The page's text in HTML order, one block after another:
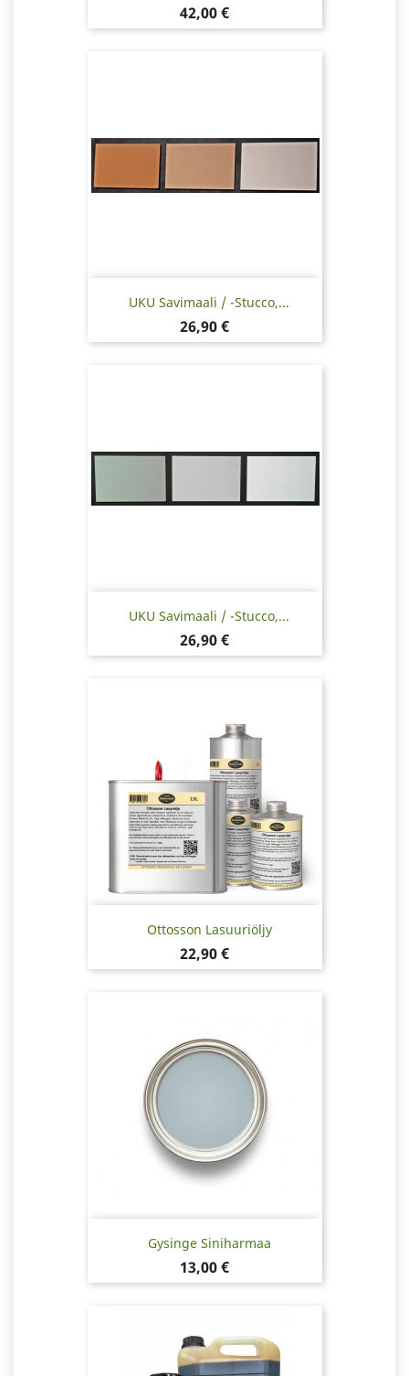
Hinta
42,00 €
UKU Savimaali / -stucco,...
Hinta
26,90 €
UKU Savimaali / -stucco,...
Hinta
26,90 €
Ottosson Lasuuriöljy
Hinta
22,90 €
Gysinge Siniharmaa
Hinta
13,00 €